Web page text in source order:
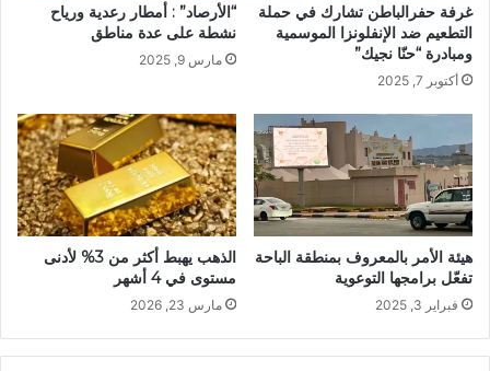
غرفة حفرالباطن تشارك في حملة
التطعيم ضد الإنفلونزا الموسمية
ومبادرة “حنّا نجيك”
أكتوبر 7, 2025
“الأرصاد” : أمطار رعدية ورياح
نشطة على عدة مناطق
مارس 9, 2025
هيئة الأمر بالمعروف بمنطقة الباحة
تفعّل برامجها التوعوية
فبراير 3, 2025
الذهب يهبط أكثر من 3% لأدنى
مستوى في 4 أشهر
مارس 23, 2026